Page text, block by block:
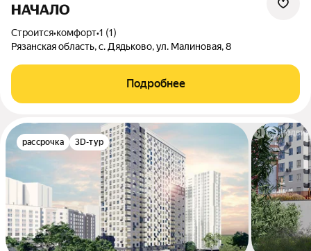
НАЧАЛО
Строится•комфорт•1 (1)
Рязанская область, с. Дядьково, ул. Малиновая, 8
Подробнее
рассрочка 3D-тур